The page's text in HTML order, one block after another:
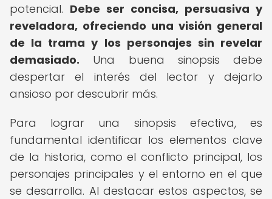
potencial. Debe ser concisa, persuasiva y
reveladora, ofreciendo una visión general
de la trama y los personajes sin revelar
demasiado. Una buena sinopsis debe
despertar el interés del lector y dejarlo
ansioso por descubrir más.
Para lograr una sinopsis efectiva, es
fundamental identificar los elementos clave
de la historia, como el conflicto principal, los
personajes principales y el entorno en el que
se desarrolla. Al destacar estos aspectos, se